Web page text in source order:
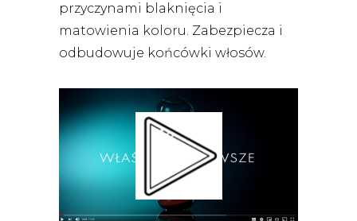
przyczynami blaknięcia i
matowienia koloru. Zabezpiecza i
odbudowuje końcówki włosów.